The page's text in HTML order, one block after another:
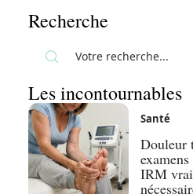
Recherche
Les incontournables
Santé
Douleur
IRM